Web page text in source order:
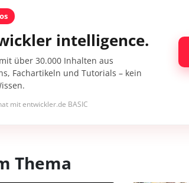
intelligence.
über 30.000 Inhalten aus
Fachartikeln und Tutorials – kein
mit entwickler.de BASIC
Thema